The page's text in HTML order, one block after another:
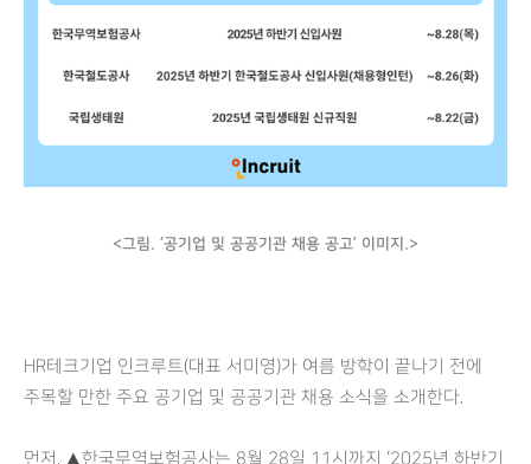
<그림. ‘공기업 및 공공기관 채용 공고’ 이미지.>
HR테크기업 인크루트(대표 서미영)가 여름 방학이 끝나기 전에
주목할 만한 주요 공기업 및 공공기관 채용 소식을 소개한다.
먼저, ▲한국무역보험공사는 8월 28일 11시까지 ‘2025년 하반기